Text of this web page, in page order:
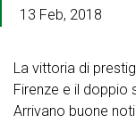
13 Feb, 2018
La vittoria di
Firenze e il doppio
Arrivano buone